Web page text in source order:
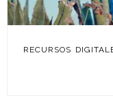
RECURSOS